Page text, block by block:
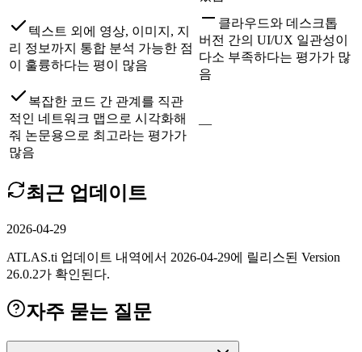
텍스트 외에 영상, 이미지, 지
리 정보까지 통합 분석 가능한 점
이 훌륭하다는 평이 많음
클라우드와 데스크톱
버전 간의 UI/UX 일관성이
다소 부족하다는 평가가 많
음
복잡한 코드 간 관계를 직관
적인 네트워크 맵으로 시각화해
줘 논문용으로 최고라는 평가가
많음
—
최근 업데이트
2026-04-29
ATLAS.ti 업데이트 내역에서 2026-04-29에 릴리스된 Version
26.0.2가 확인된다.
자주 묻는 질문